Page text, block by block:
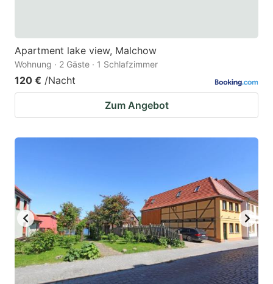
Apartment lake view, Malchow
Wohnung · 2 Gäste · 1 Schlafzimmer
120 € /Nacht
Zum Angebot